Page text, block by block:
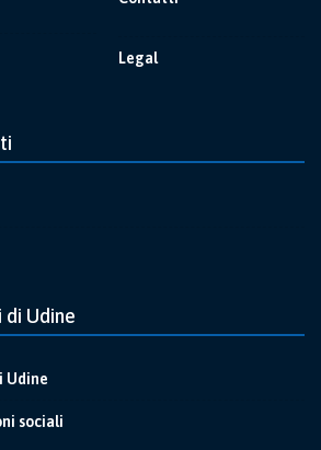
Legal
di Udine
Udine
sociali